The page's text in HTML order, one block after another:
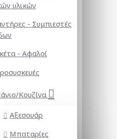
υλικών
- Συμπιεστές
- Αφαλοί
Κουζίνα
Αξεσουάρ
Μπαταρίες